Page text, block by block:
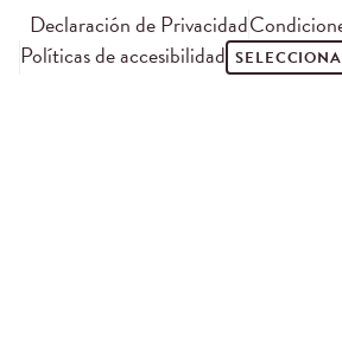
Declaración de Privacidad
Políticas de accesibilidad